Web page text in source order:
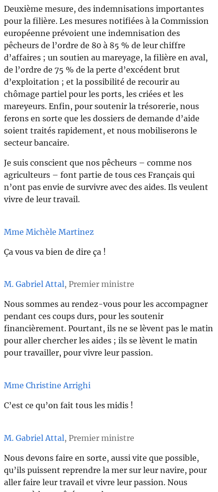
Deuxième mesure, des indemnisations importantes
pour la filière. Les mesures notifiées à la Commission
européenne prévoient une indemnisation des
pêcheurs de l’ordre de 80 à 85 % de leur chiffre
d’affaires ; un soutien au mareyage, la filière en aval,
de l’ordre de 75 % de la perte d’excédent brut
d’exploitation ; et la possibilité de recourir au
chômage partiel pour les ports, les criées et les
mareyeurs. Enfin, pour soutenir la trésorerie, nous
ferons en sorte que les dossiers de demande d’aide
soient traités rapidement, et nous mobiliserons le
secteur bancaire.
Je suis conscient que nos pêcheurs – comme nos
agriculteurs – font partie de tous ces Français qui
n’ont pas envie de survivre avec des aides. Ils veulent
vivre de leur travail.
Mme Michèle Martinez
Ça vous va bien de dire ça !
M. Gabriel Attal, Premier ministre
Nous sommes au rendez-vous pour les accompagner
pendant ces coups durs, pour les soutenir
financièrement. Pourtant, ils ne se lèvent pas le matin
pour aller chercher les aides ; ils se lèvent le matin
pour travailler, pour vivre leur passion.
Mme Christine Arrighi
C’est ce qu’on fait tous les midis !
M. Gabriel Attal, Premier ministre
Nous devons faire en sorte, aussi vite que possible,
qu’ils puissent reprendre la mer sur leur navire, pour
aller faire leur travail et vivre leur passion. Nous